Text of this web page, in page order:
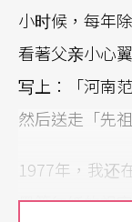
小时候，每年
看著父亲小心
写上：「河南
然后送走「先
1977年，我还
墨笔红纸的祖